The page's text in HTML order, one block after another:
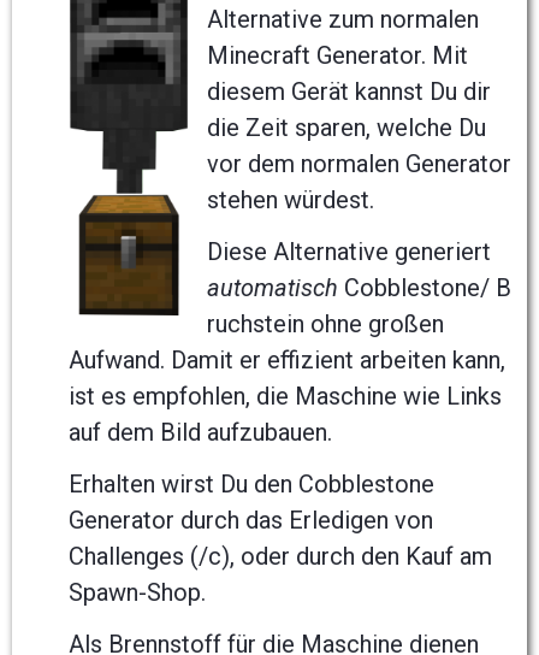
Alternative zum normalen
Minecraft Generator. Mit
diesem Gerät kannst Du dir
die Zeit sparen, welche Du
vor dem normalen Generator
stehen würdest.
Diese Alternative generiert
automatisch Cobblestone/ B
ruchstein ohne großen
Aufwand. Damit er effizient arbeiten kann,
ist es empfohlen, die Maschine wie Links
auf dem Bild aufzubauen.
Erhalten wirst Du den Cobblestone
Generator durch das Erledigen von
Challenges (/c), oder durch den Kauf am
Spawn-Shop.
Als Brennstoff für die Maschine dienen